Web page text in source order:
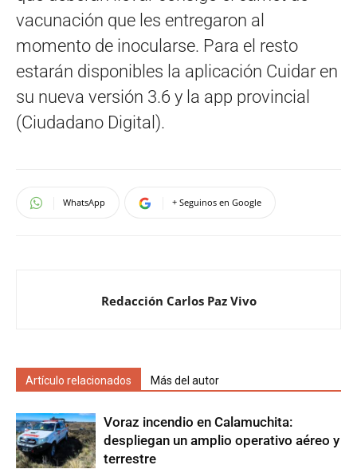
vacunación que les entregaron al
momento de inocularse. Para el resto
estarán disponibles la aplicación Cuidar en
su nueva versión 3.6 y la app provincial
(Ciudadano Digital).
WhatsApp + Seguinos en Google
Redacción Carlos Paz Vivo
Artículo relacionados Más del autor
Voraz incendio en Calamuchita:
despliegan un amplio operativo aéreo y
terrestre